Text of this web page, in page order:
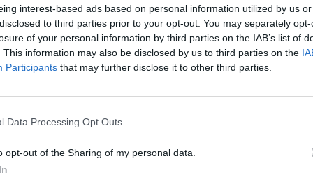
interest-based ads based on personal information utilized by us
to third parties prior to your opt-out. You may separately
of your personal information by third parties on the IAB’s list of
This information may also be disclosed by us to third parties on the
Participants that may further disclose it to other third parties.
Data Processing Opt Outs
opt-out of the Sharing of my personal data.
στο συμβολικό αποκλεισμό της
του κόμβου της Αγίας Παρασκευής.
νέα Μόρια στη Λαμία» λένε οι κάτοικοι
της Κυριακής στην Εθνική οδό Αθηνών-
πρόταση για δημιουργία hot spot